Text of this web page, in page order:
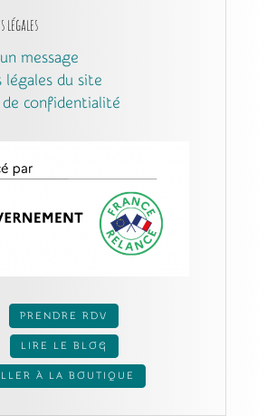
message
légales du site
confidentialité
PRENDRE RDV
LIRE LE BLOG
À LA BOUTIQUE